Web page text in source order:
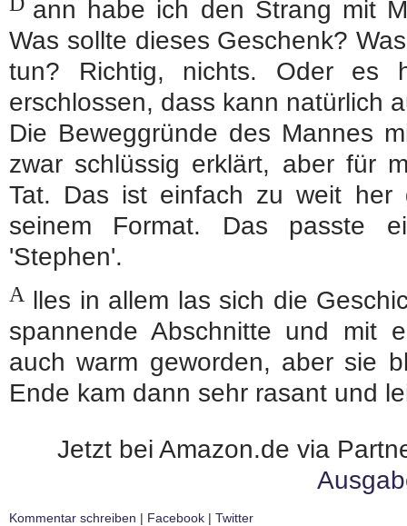
ann habe ich den Strang mit
Was sollte dieses Geschenk?
tun? Richtig, nichts. Oder es
erschlossen, dass kann natürlich
Die Beweggründe des Mannes
zwar schlüssig erklärt, aber für
Tat. Das ist einfach zu weit her
seinem Format. Das passte
'Stephen'.
A lles in allem las sich die
spannende Abschnitte und mit
auch warm geworden, aber sie
Ende kam dann sehr rasant und
Jetzt bei Amazon.de via
Kommentar schreiben | Facebook | Twitter